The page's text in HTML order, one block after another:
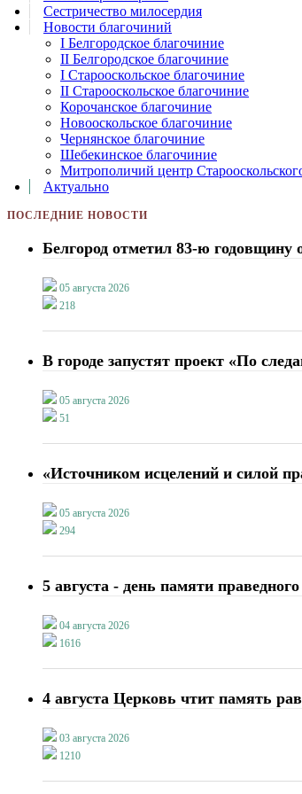
Сестричество милосердия
Новости благочиний
I Белгородское благочиние
II Белгородское благочиние
I Старооскольское благочиние
II Старооскольское благочиние
Корочанское благочиние
Новооскольское благочиние
Чернянское благочиние
Шебекинское благочиние
Митрополичий центр
Актуально
ПОСЛЕДНИЕ НОВОСТИ
Белгород отметил 83-ю годовщину
05 августа 2026
218
В городе запустят проект «По
05 августа 2026
51
«Источником исцелений и силой
05 августа 2026
294
5 августа - день памяти
04 августа 2026
1616
4 августа Церковь чтит память
03 августа 2026
1210